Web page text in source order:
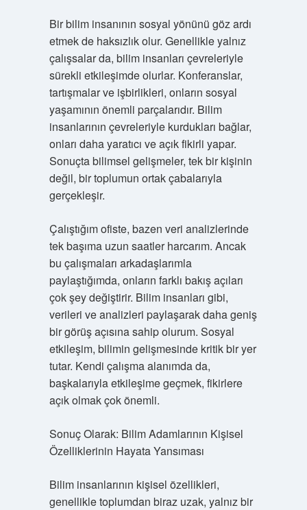
Bir bilim insanının sosyal yönünü göz ardı
etmek de haksızlık olur. Genellikle yalnız
çalışsalar da, bilim insanları çevreleriyle
sürekli etkileşimde olurlar. Konferanslar,
tartışmalar ve işbirlikleri, onların sosyal
yaşamının önemli parçalarıdır. Bilim
insanlarının çevreleriyle kurdukları bağlar,
onları daha yaratıcı ve açık fikirli yapar.
Sonuçta bilimsel gelişmeler, tek bir kişinin
değil, bir toplumun ortak çabalarıyla
gerçekleşir.
Çalıştığım ofiste, bazen veri analizlerinde
tek başıma uzun saatler harcarım. Ancak
bu çalışmaları arkadaşlarımla
paylaştığımda, onların farklı bakış açıları
çok şey değiştirir. Bilim insanları gibi,
verileri ve analizleri paylaşarak daha geniş
bir görüş açısına sahip olurum. Sosyal
etkileşim, bilimin gelişmesinde kritik bir yer
tutar. Kendi çalışma alanımda da,
başkalarıyla etkileşime geçmek, fikirlere
açık olmak çok önemli.
Sonuç Olarak: Bilim Adamlarının Kişisel
Özelliklerinin Hayata Yansıması
Bilim insanlarının kişisel özellikleri,
genellikle toplumdan biraz uzak, yalnız bir